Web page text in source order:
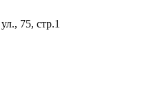
75, стр.1